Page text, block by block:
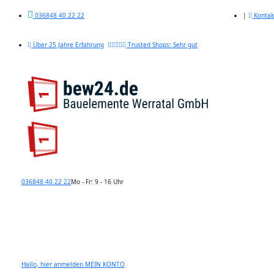
036848 40 22 22 |
Über 25 Jahre Erfahrung Trusted Shops: Sehr gut
036848 40 22 22Mo - Fr: 9 - 16 Uhr
Hallo, hier anmelden MEIN KONTO